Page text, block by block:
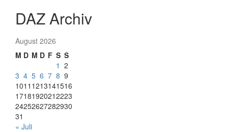
DAZ Archiv
August 2026
M D M D F S S
1 2
3 4 5 6 7 8 9
1011 1213141516
17181920212223
24252627282930
31
« Juli